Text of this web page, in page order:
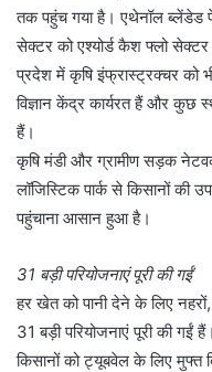
तक पहुंच गया है। एथेनॉल ब्लेंडेड
सेक्टर को एश्योर्ड कैश फ्लो सेक्टर
प्रदेश में कृषि इंफ्रास्ट्रक्चर को
विज्ञान केंद्र कार्यरत हैं और कुछ
हैं।
कृषि मंडी और ग्रामीण सड़क
लॉजिस्टिक पार्क से किसानों की
पहुंचाना आसान हुआ है।
31 बड़ी परियोजनाएं पूरी की गईं
हर खेत को पानी देने के लिए
31 बड़ी परियोजनाएं पूरी की
किसानों को ट्यूबवेल के लिए मुफ्त